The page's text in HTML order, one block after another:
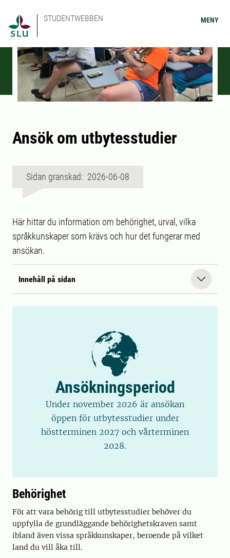
STUDENTWEBBEN MENY
Ansök om utbytesstudier
Sidan granskad: 2026-06-08
Här hittar du information om behörighet, urval, vilka
språkkunskaper som krävs och hur det fungerar med
ansökan.
Innehåll på sidan
Ansökningsperiod
Under november 2026 är ansökan
öppen för utbytesstudier under
höstterminen 2027 och vårterminen
2028.
Behörighet
För att vara behörig till utbytesstudier behöver du
uppfylla de grundläggande behörighetskraven samt
ibland även vissa språkkunskaper, beroende på vilket
land du vill åka till.